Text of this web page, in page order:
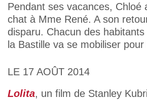
Pendant ses vacances, Chloé
chat à Mme René. A son
disparu. Chacun des
la Bastille va se mobiliser
LE 17 AOÛT 2014
Lolita, un film de Stanley